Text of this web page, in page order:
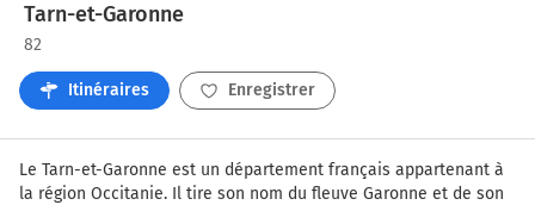
Tarn-et-Garonne
82
Itinéraires Enregistrer
Le Tarn-et-Garonne est un département français appartenant à
la région Occitanie. Il tire son nom du fleuve Garonne et de son